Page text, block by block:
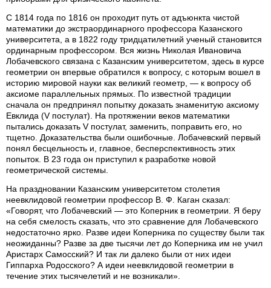
С 1814 года по 1816 он проходит путь от адъюнкта чистой
математики до экстраординарного профессора Казанского
университета, а в 1822 году тридцатилетний ученый становится
ординарным профессором. Вся жизнь Николая Ивановича
Лобачевского связана с Казанским университетом, здесь в курсе
геометрии он впервые обратился к вопросу, с которым вошел в
историю мировой науки как великий геометр, — к вопросу об
аксиоме параллельных прямых. По известной традиции
сначала он предпринял попытку доказать знаменитую аксиому
Евклида (V постулат). На протяжении веков математики
пытались доказать V постулат, заменить, поправить его, но
тщетно. Доказательства были ошибочные. Лобачевский первый
понял бесцельность и, главное, бесперспективность этих
попыток. В 23 года он приступил к разработке новой
геометрической системы.
На праздновании Казанским университетом столетия
неевклидовой геометрии профессор В. Ф. Каган сказал:
«Говорят, что Лобачевский — это Коперник в геометрии. Я беру
на себя смелость сказать, что это сравнение для Лобачевского
недостаточно ярко. Разве идеи Коперника по существу были так
неожиданны? Разве за две тысячи лет до Коперника им не учил
Аристарх Самосский? И так ли далеко были от них идеи
Гиппарха Родосского? А идеи неевклидовой геометрии в
течение этих тысячелетий и не возникали».